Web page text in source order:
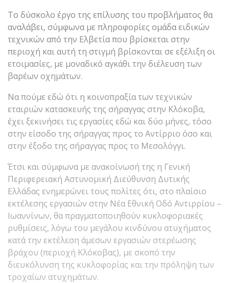
Το δύσκολο έργο της επίλυσης του προβλήματος θα
αναλάβει, σύμφωνα με πληροφορίες ομάδα ειδικών
τεχνικών από την Ελβετία που βρίσκεται στην
περιοχή και αυτή τη στιγμή βρίσκονται σε εξέλιξη οι
ετοιμασίες, με μοναδικό αγκάθι την διέλευση των
βαρέων οχημάτων.
Να πούμε εδώ ότι η κοινοπραξία των τεχνικών
εταιριών κατασκευής της σήραγγας στην Κλόκοβα,
έχει ξεκινήσει τις εργασίες εδώ και δύο μήνες, τόσο
στην είσοδο της σήραγγας προς το Αντίρριο όσο και
στην έξοδο της σήραγγας προς το Μεσολόγγι.
Έτσι και σύμφωνα με ανακοίνωσή της η Γενική
Περιφερειακή Αστυνομική Διεύθυνση Δυτικής
Ελλάδας ενημερώνει τους πολίτες ότι, στο πλαίσιο
εκτέλεσης εργασιών στην Νέα Εθνική Οδό Αντιρρίου –
Ιωαννίνων, θα πραγματοποιηθούν κυκλοφοριακές
ρυθμίσεις, λόγω του μεγάλου κινδύνου ατυχήματος
κατά την εκτέλεση άμεσων εργασιών στερέωσης
βράχου (περιοχή Κλόκοβας), με σκοπό την
διευκόλυνση της κυκλοφορίας και την πρόληψη των
τροχαίων ατυχημάτων.